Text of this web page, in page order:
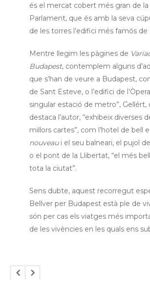
és el mercat cobert més gran de
Parlament, que és amb la seva
de les torres l’edifici més famós de
Mentre llegim les pàgines de
Budapest, contemplem alguns
que s’han de veure a Budapest,
de Sant Esteve, o l’edifici de
singular estació de metro”, Gellért,
destaca l’autor, “exhibeix diverses
millors cartes”, com l’hotel de bell
nouveaui el seu balneari, el pujol
o el pont de la Llibertat, “el més
tota la ciutat”.
Sens dubte, aquest recorregut
Bellver per Budapest està ple de
són per cas els viatges més
de les vivències en les quals ens